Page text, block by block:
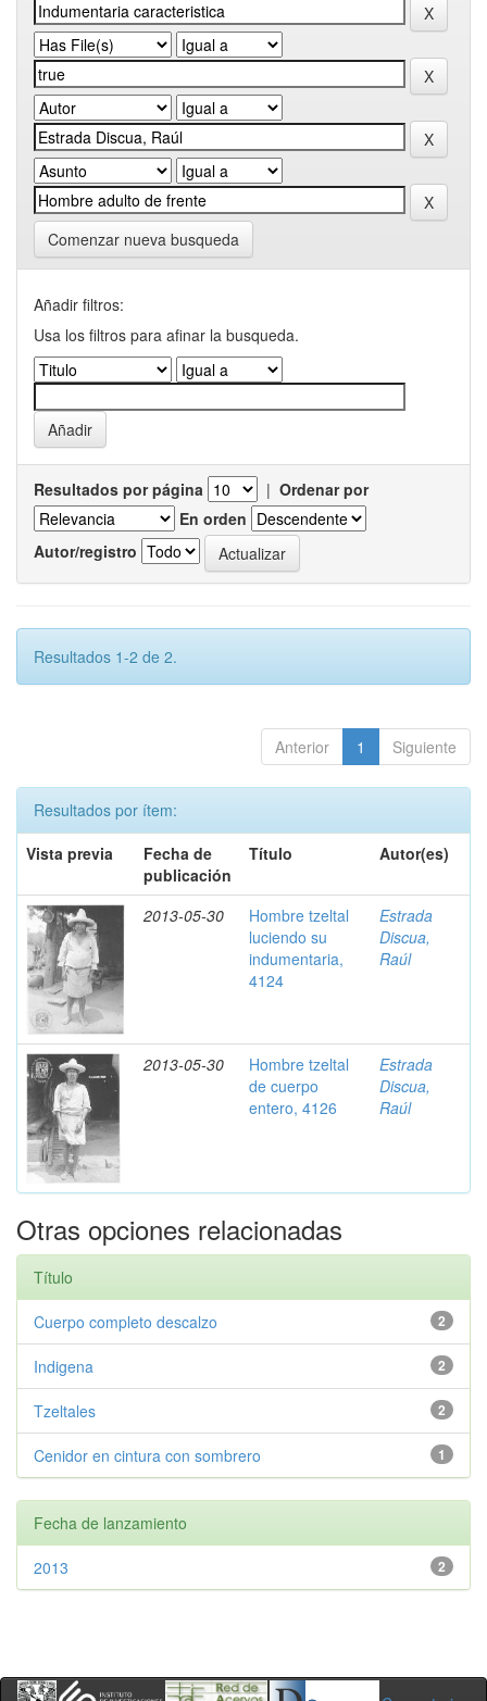
Comenzar nueva busqueda
Añadir filtros:
Usa los filtros para afinar la busqueda.
Resultados por página | Ordenar por
En orden
Autor/registro
Resultados 1-2 de 2.
Anterior 1 Siguiente
Resultados por ítem:
Vista previa
Fecha de
publicación
Título Autor(es)
2013-05-30
Hombre tzeltal
luciendo su
indumentaria,
4124
Estrada
Discua,
Raúl
2013-05-30
Hombre tzeltal
de cuerpo
entero, 4126
Estrada
Discua,
Raúl
Otras opciones relacionadas
Título
2
Cuerpo completo descalzo
2
Indigena
2
Tzeltales
1
Cenidor en cintura con sombrero
Fecha de lanzamiento
2
2013